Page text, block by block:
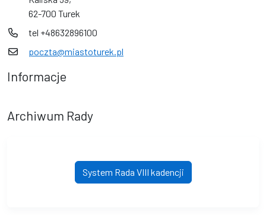
62-700 Turek
tel +48632896100
poczta@miastoturek.pl
Informacje
Archiwum Rady
System Rada VIII kadencji